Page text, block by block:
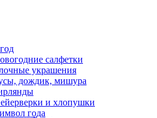
салфетки
украшения
дождик, мишура
и хлопушки
года